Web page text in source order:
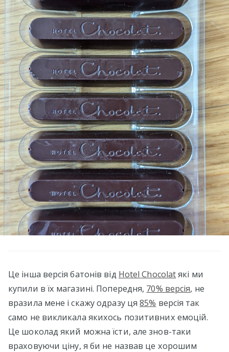
Це інша версія батонів від Hotel Chocolatякі ми
купили в їх магазині. Попередня, 70% версія, не
вразила мене і скажу одразу ця85% версія так
само не викликала якихось позитивних емоцій.
Це шоколад який можна їсти, але знов-таки
враховуючи ціну, я би не назвав це хорошим